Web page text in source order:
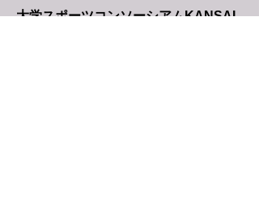
​大学スポーツコンソーシアムKANSAI